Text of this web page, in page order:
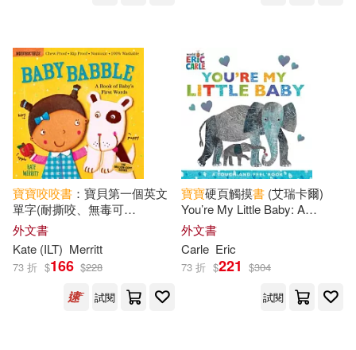
寶寶咬咬書 ：寶貝第一個英文
單字(耐撕咬、無毒可
洗)Indestructibles: Baby
Babble: A Book of Baby’s First
Words: Chew Proof · Rip Proof
· Nontoxic
外文書
Kate (ILT) Merritt
73 折 $166 $228
試閱
寶寶硬頁觸摸書 (艾瑞卡爾)
You’re My Little Baby: A
Touch-And-Feel Book
外文書
Carle Eric
73 折 $221 $304
試閱